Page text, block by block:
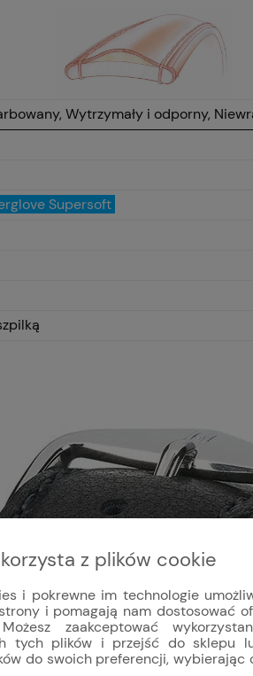
Wytrzymały i odporny,
Supersoft
z plików cookie
i pokrewne im technologie
i pomagają nam dostosować
zaakceptować
tych plików i przejść do sklepu
do swoich preferencji, wybierając